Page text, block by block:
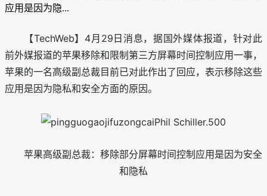
应用是因为隐...
【TechWeb】4月29日消息，据国外媒体报道，针对此
前外媒报道的苹果移除和限制第三方屏幕时间控制应用一事，
苹果的一名高级副总裁目前已对此作出了回应，表示移除这些
应用是因为隐私和安全方面的原因。
苹果高级副总裁：移除部分屏幕时间控制应用是因为安全
和隐私